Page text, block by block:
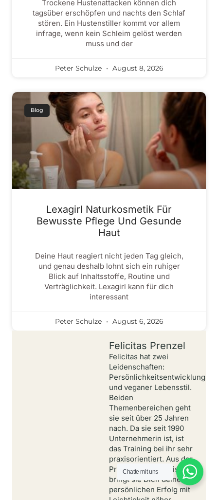
Trockene Hustenattacken können dich
tagsüber erschöpfen und nachts den Schlaf
stören. Ein Hustenstiller kommt vor allem
infrage, wenn kein Schleim gelöst werden
muss und der
Peter Schulze August 8, 2026
Blog
Lexagirl Naturkosmetik Für
Bewusste Pflege Und Gesunde
Haut
Deine Haut reagiert nicht jeden Tag gleich,
und genau deshalb lohnt sich ein ruhiger
Blick auf Inhaltsstoffe, Routine und
Verträglichkeit. Lexagirl kann für dich
interessant
Peter Schulze August 6, 2026
Felicitas Prenzel
Felicitas hat zwei
Leidenschaften:
Persönlichkeitsentwicklung
und veganer Lebensstil.
Beiden
Themenbereichen geht
sie seit über 25 Jahren
nach. Da sie seit 1990
Unternehmerin ist, ist
das Training bei ihr sehr
praxisorientiert. Aus der
Praxis für die Praxis
bringt sie Dich deinem
persönlichen Erfolg mit
Chatte mit uns